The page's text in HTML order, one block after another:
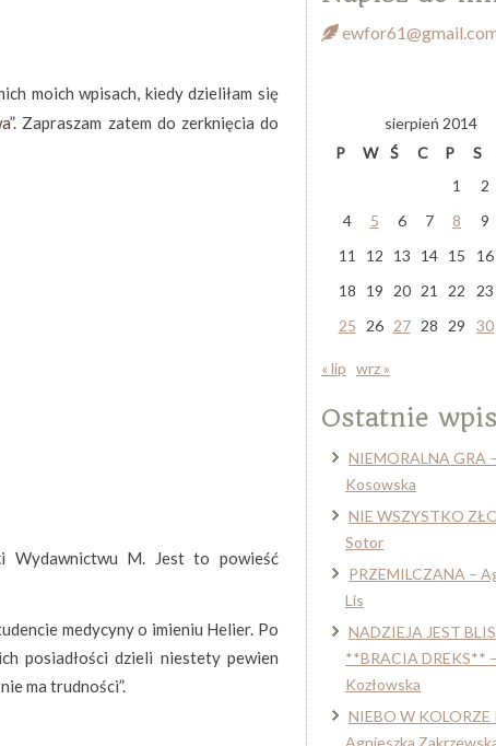
moich wpisach, kiedy dzieliłam się
”. Zapraszam zatem do zerknięcia do
Wydawnictwu M. Jest to powieść
medycyny o imieniu Helier. Po
posiadłości dzieli niestety pewien
ma trudności”.
sierpień 2014
P
W Ś C P S
1
2
4
5 6 7 8 9
11
12 13 14 15 16
18
19 20 21 22 23
25
26 27 28 29 30
« lip wrz »
Ostatnie
NIEMORALNA GRA
Kosowska
NIE WSZYSTKO
Sotor
PRZEMILCZANA –
Lis
NADZIEJA JEST
**BRACIA DREKS**
Kozłowska
NIEBO W KOLORZE
Agnieszka